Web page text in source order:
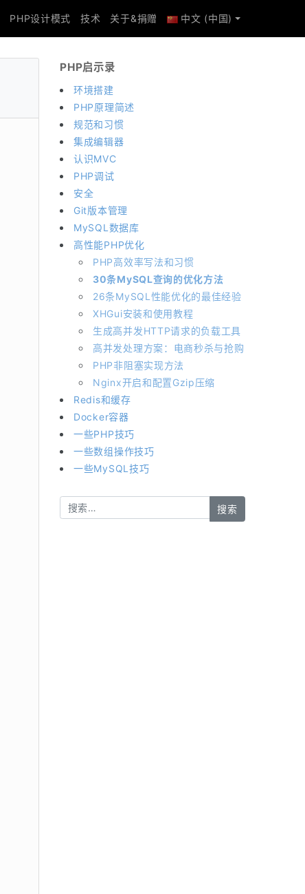
PHP设计模式 技术 关于&捐赠 中文 (中国)
PHP启示录
环境搭建
PHP原理简述
规范和习惯
集成编辑器
认识MVC
PHP调试
安全
Git版本管理
MySQL数据库
高性能PHP优化
PHP高效率写法和习惯
30条MySQL查询的优化方法
26条MySQL性能优化的最佳经验
XHGui安装和使用教程
生成高并发HTTP请求的负载工具
高并发处理方案：电商秒杀与抢购
PHP非阻塞实现方法
Nginx开启和配置Gzip压缩
Redis和缓存
Docker容器
一些PHP技巧
一些数组操作技巧
一些MySQL技巧